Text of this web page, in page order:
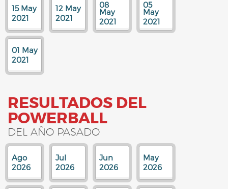
15 May
2021
12 May
2021
08
May
2021
05
May
2021
01 May
2021
RESULTADOS DEL
POWERBALL
DEL AÑO PASADO
Ago
2026
Jul
2026
Jun
2026
May
2026